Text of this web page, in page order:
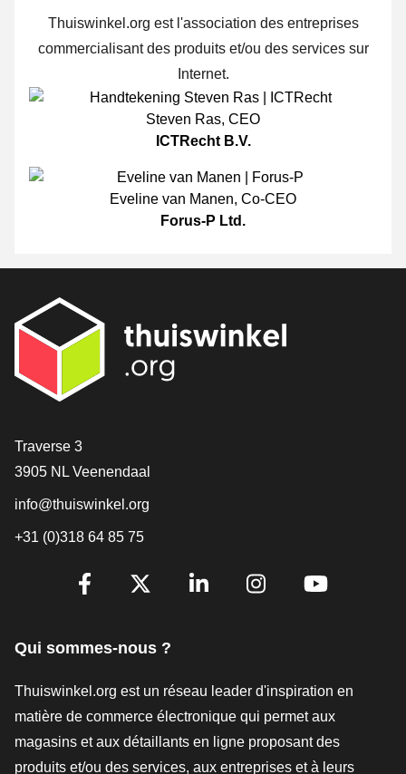
Thuiswinkel.org est l'association des entreprises
commercialisant des produits et/ou des services sur
Internet.
Steven Ras, CEO
ICTRecht B.V.
Eveline van Manen, Co-CEO
Forus-P Ltd.
[_General:Contact]
Traverse 3
3905 NL Veenendaal
info@thuiswinkel.org
+31 (0)318 64 85 75
[_General:SocialMediaTitle]
Qui sommes-nous ?
Thuiswinkel.org est un réseau leader d'inspiration en
matière de commerce électronique qui permet aux
magasins et aux détaillants en ligne proposant des
produits et/ou des services, aux entreprises et à leurs